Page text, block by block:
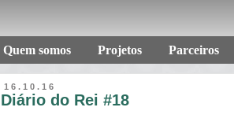
Quem somos Projetos Parceiros
16.10.16
Diário do Rei #18